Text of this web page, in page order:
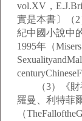
vol.XV，
實是本書〕（
紀中國小說中
1995年（
（3）《財神
羅曼、利特菲
（